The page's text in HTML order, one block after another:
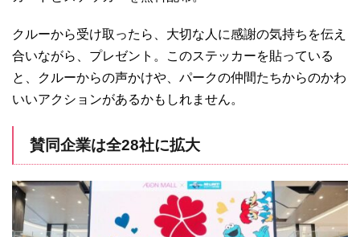
クルーから受け取ったら、大切な人に感謝の気持ちを伝え
合いながら、プレゼント。このステッカーを貼っている
と、クルーからの声かけや、パークの仲間たちからのかわ
いいアクションがあるかもしれません。
賛同企業は全28社に拡大